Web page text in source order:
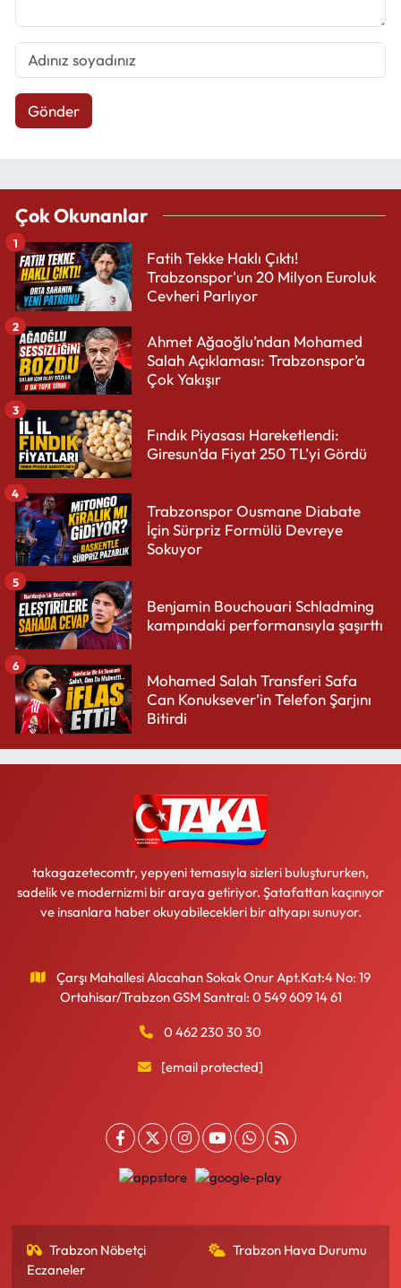
Gönder
Çok Okunanlar
Fatih Tekke Haklı Çıktı!
Trabzonspor'un 20 Milyon Euroluk
Cevheri Parlıyor
1
Ahmet Ağaoğlu’ndan Mohamed
Salah Açıklaması: Trabzonspor’a
Çok Yakışır
2
Fındık Piyasası Hareketlendi:
Giresun’da Fiyat 250 TL’yi Gördü
3
Trabzonspor Ousmane Diabate
İçin Sürpriz Formülü Devreye
Sokuyor
4
Benjamin Bouchouari Schladming
kampındaki performansıyla şaşırttı
5
Mohamed Salah Transferi Safa
Can Konuksever’in Telefon Şarjını
Bitirdi
6
takagazetecomtr, yepyeni temasıyla sizleri buluştururken,
sadelik ve modernizmi bir araya getiriyor. Şatafattan kaçınıyor
ve insanlara haber okuyabilecekleri bir altyapı sunuyor.
Çarşı Mahallesi Alacahan Sokak Onur Apt.Kat:4 No: 19
Ortahisar/Trabzon GSM Santral: 0 549 609 14 61
0 462 230 30 30
[email protected]
Trabzon Nöbetçi
Eczaneler
Trabzon Hava Durumu